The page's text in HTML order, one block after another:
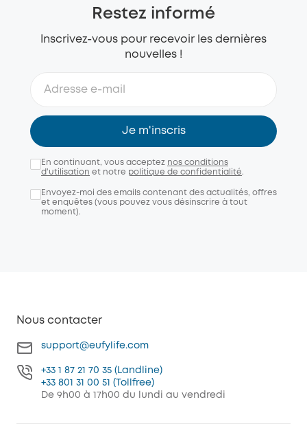
Restez informé
Inscrivez-vous pour recevoir les dernières
nouvelles !
Je m'inscris
En continuant, vous acceptez nos conditions
d'utilisation et notre politique de confidentialité.
Envoyez-moi des emails contenant des actualités, offres
et enquêtes (vous pouvez vous désinscrire à tout
moment).
Nous contacter
support@eufylife.com
+33 1 87 21 70 35 (Landline)
+33 801 31 00 51 (Tollfree)
De 9h00 à 17h00 du lundi au vendredi